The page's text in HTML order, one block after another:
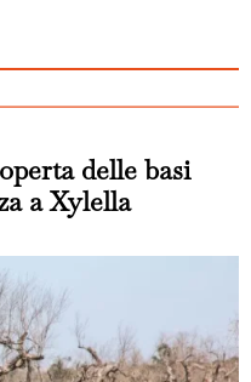
delle basi
a Xylella